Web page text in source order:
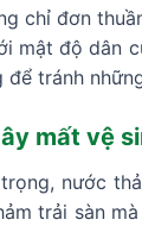
chỉ đơn
mật độ dân
tránh
mất vệ
nước
trải sàn